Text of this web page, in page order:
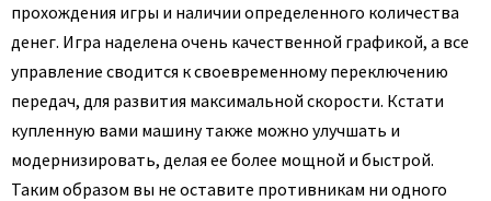
прохождения игры и наличии определенного количества
денег. Игра наделена очень качественной графикой, а все
управление сводится к своевременному переключению
передач, для развития максимальной скорости. Кстати
купленную вами машину также можно улучшать и
модернизировать, делая ее более мощной и быстрой.
Таким образом вы не оставите противникам ни одного